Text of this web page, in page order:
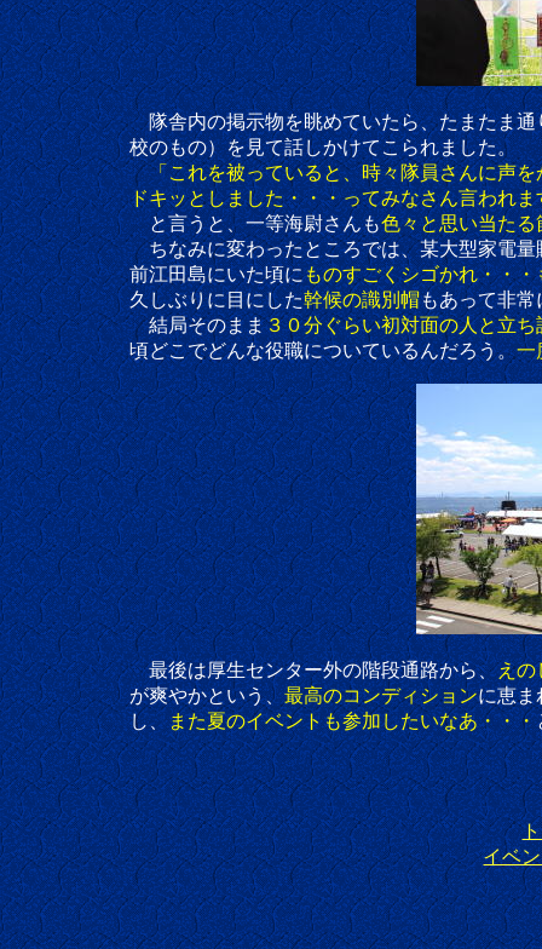
隊舎内の掲示物を眺めていたら、たまたま通り
校のもの）を見て話しかけてこられました。
「これを被っていると、時々隊員さんに声
ドキッとしました・・・ってみなさん言われます
と言うと、一等海尉さんも色々と思い当たる
ちなみに変わったところでは、某大型家電量
前江田島にいた頃にものすごくシゴかれ・・
久しぶりに目にした幹候の識別帽もあって非常
結局そのまま３０分ぐらい初対面の人と立
頃どこでどんな役職についているんだろう。一
最後は厚生センター外の階段通路から、えの
が爽やかという、最高のコンディションに恵ま
し、また夏のイベントも参加したいなあ・・・
イベ